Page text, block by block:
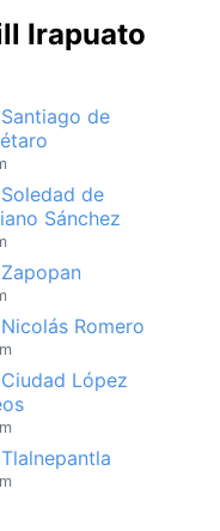
Irapuato
de
de
Sánchez
Romero
López